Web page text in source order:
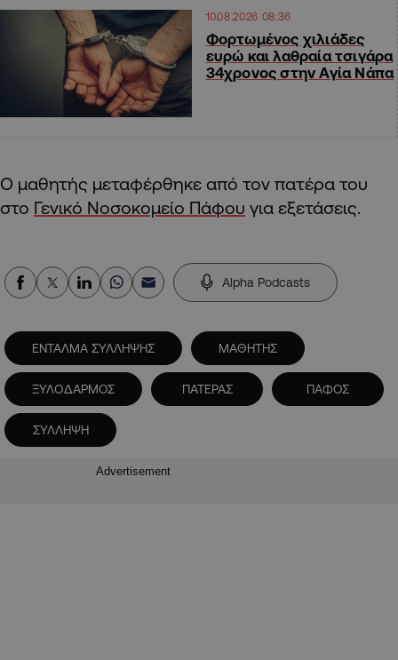
10.08.2026 08:36
Φορτωμένος χιλιάδες
ευρώ και λαθραία τσιγάρα
34χρονος στην Αγία Νάπα
Ο μαθητής μεταφέρθηκε από τον πατέρα του
στο Γενικό Νοσοκομείο Πάφου για εξετάσεις.
Alpha Podcasts
ΕΝΤΑΛΜΑ ΣΥΛΛΗΨΗΣ ΜΑΘΗΤΗΣ
ΞΥΛΟΔΑΡΜΟΣ ΠΑΤΕΡΑΣ ΠΑΦΟΣ
ΣΥΛΛΗΨΗ
Advertisement